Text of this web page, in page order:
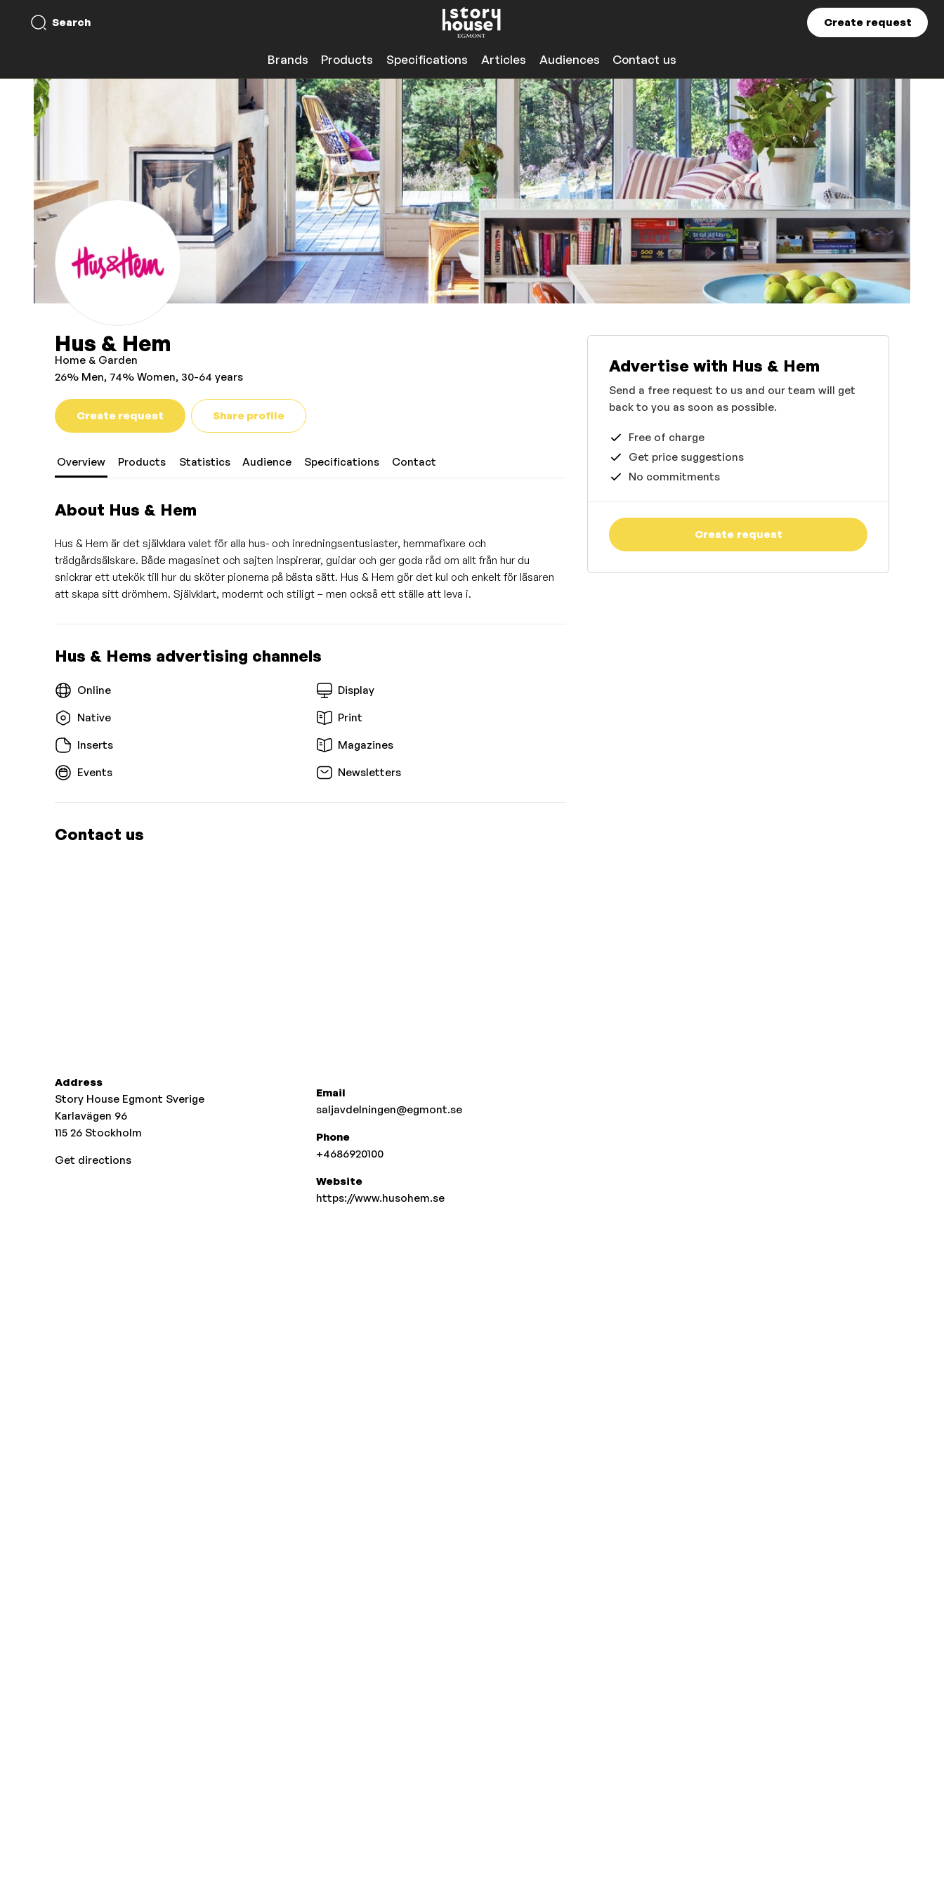
Search Create request
Brands Products Specifications Articles Audiences Contact us
Hus & Hem
Home & Garden
26% Men, 74% Women, 30-64 years
Create request Share profile
Overview Products Statistics Audience Specifications Contact
About Hus & Hem
Hus & Hem är det självklara valet för alla hus- och inredningsentusiaster, hemmafixare och
trädgårdsälskare. Både magasinet och sajten inspirerar, guidar och ger goda råd om allt från hur du
snickrar ett utekök till hur du sköter pionerna på bästa sätt. Hus & Hem gör det kul och enkelt för läsaren
att skapa sitt drömhem. Självklart, modernt och stiligt – men också ett ställe att leva i.
Hus & Hems advertising channels
Online Display
Native Print
Inserts Magazines
Events Newsletters
Contact us
Address
Story House Egmont Sverige
Karlavägen 96
115 26 Stockholm
Get directions
Email
saljavdelningen@egmont.se
Phone
+4686920100
Website
https://www.husohem.se
Advertise with Hus & Hem
Send a free request to us and our team will get
back to you as soon as possible.
Free of charge
Get price suggestions
No commitments
Create request